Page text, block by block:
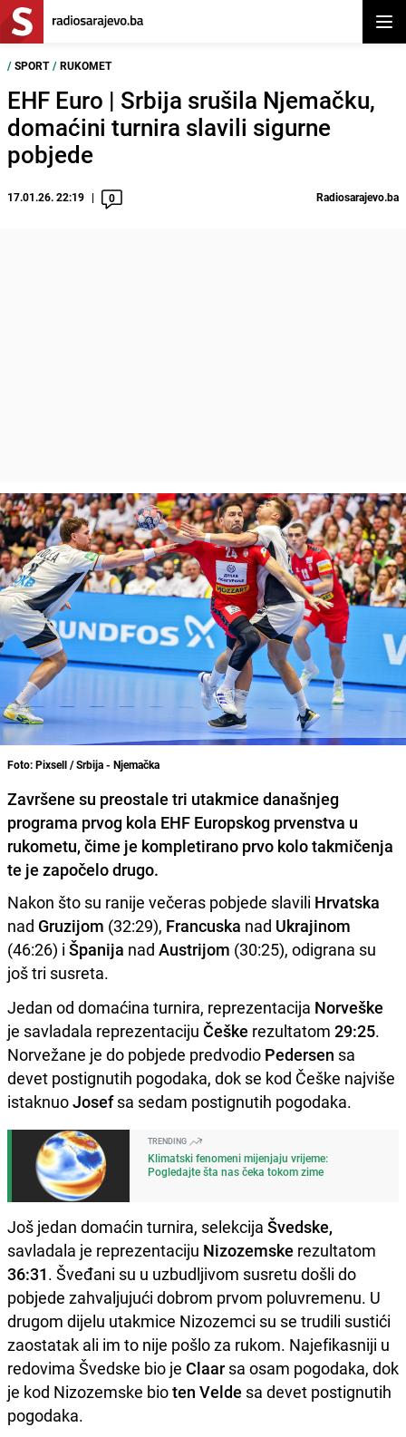
/ SPORT / RUKOMET
EHF Euro | Srbija srušila Njemačku,
domaćini turnira slavili sigurne
pobjede
17.01.26. 22:19 0 Radiosarajevo.ba
Foto: Pixsell / Srbija - Njemačka
Završene su preostale tri utakmice današnjeg
programa prvog kola EHF Europskog prvenstva u
rukometu, čime je kompletirano prvo kolo takmičenja
te je započelo drugo.
Nakon što su ranije večeras pobjede slavili Hrvatska
nad Gruzijom (32:29), Francuska nad Ukrajinom
(46:26) i Španija nad Austrijom (30:25), odigrana su
još tri susreta.
Jedan od domaćina turnira, reprezentacija Norveške
je savladala reprezentaciju Češke rezultatom 29:25.
Norvežane je do pobjede predvodio Pedersen sa
devet postignutih pogodaka, dok se kod Češke najviše
istaknuoJosefsa sedam postignutih pogodaka.
TRENDING
Klimatski fenomeni mijenjaju vrijeme:
Pogledajte šta nas čeka tokom zime
Još jedan domaćin turnira, selekcija Švedske,
savladala je reprezentaciju Nizozemske rezultatom
36:31. Šveđani su u uzbudljivom susretu došli do
pobjede zahvaljujući dobrom prvom poluvremenu. U
drugom dijelu utakmice Nizozemci su se trudili sustići
zaostatak ali im to nije pošlo za rukom. Najefikasniji u
redovima Švedske bio je Claar sa osam pogodaka, dok
je kod Nizozemske bioten Velde sa devet postignutih
pogodaka.